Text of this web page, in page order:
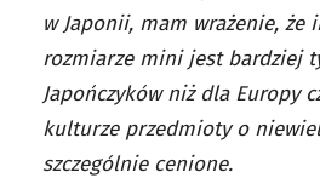
w Japonii, mam wrażenie,
rozmiarze mini jest bardziej
Japończyków niż dla Europy
kulturze przedmioty o
szczególnie cenione.